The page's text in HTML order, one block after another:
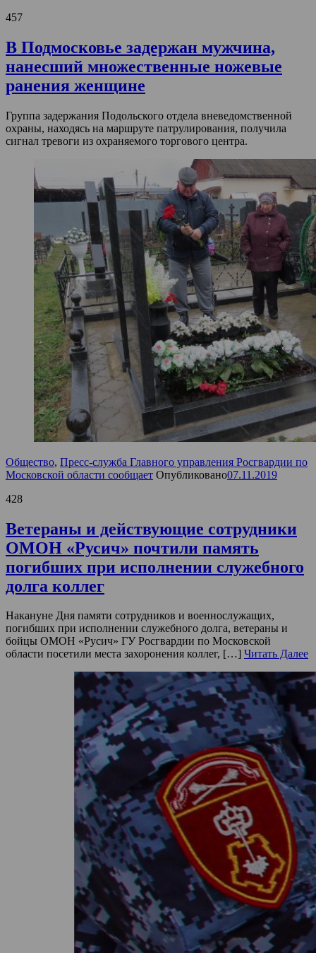
457
В Подмосковье задержан мужчина,
нанесший множественные ножевые
ранения женщине
Группа задержания Подольского отдела вневедомственной
охраны, находясь на маршруте патрулирования, получила
сигнал тревоги из охраняемого торгового центра.
Общество, Пресс-служба Главного управления Росгвардии по
Московской области сообщает Опубликовано07.11.2019
428
Ветераны и действующие сотрудники
ОМОН «Русич» почтили память
погибших при исполнении служебного
долга коллег
Накануне Дня памяти сотрудников и военнослужащих,
погибших при исполнении служебного долга, ветераны и
бойцы ОМОН «Русич» ГУ Росгвардии по Московской
области посетили места захоронения коллег, […] Читать Далее